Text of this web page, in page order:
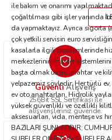
ile bakım ve onarımı
çoğaltılması gibi işler yanında
da yapmaktayız. Ayrıca sigorta
çok yetkili servisin euro
kasalarla ilgili problemlerinde
merkezlerinin master
başta olmak üzere anahtar ve
yelpazemiz şöyledir: Her türlü ev,
ev oto anahtarları. Hidrolik
yüksek güvenlikli ve özellikli
aksesuarları, vida, menteşe vs
BAZILARI ŞUNLARDIR;
GüvenliAlışveriş
256Bit SSL Sertifikası ile
alışverişleriniz güvende.